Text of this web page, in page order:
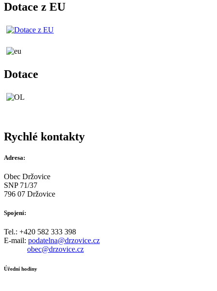
Dotace z EU
Dotace
Rychlé kontakty
Adresa:
Obec Držovice
SNP 71/37
796 07 Držovice
Spojení:
Tel.: +420 582 333 398
E-mail: podatelna@drzovice.cz
obec@drzovice.cz
Úřední hodiny